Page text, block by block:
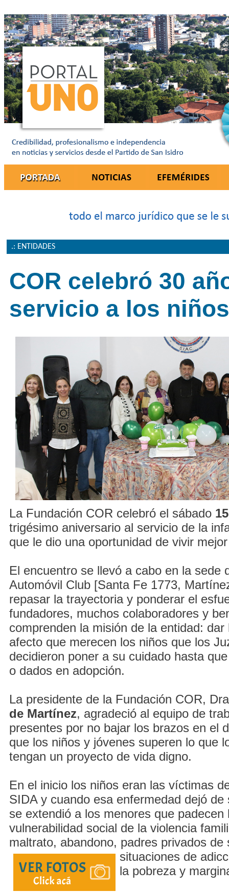
.: ENTIDADES
COR celebró 30
servicio a los niños
La Fundación COR celebró el sábado
trigésimo aniversario al servicio de la
que le dio una oportunidad de vivir
El encuentro se llevó a cabo en la sede
Automóvil Club [Santa Fe 1773,
repasar la trayectoria y ponderar el
fundadores, muchos colaboradores y
comprenden la misión de la entidad:
afecto que merecen los niños que los
decidieron poner a su cuidado hasta
o dados en adopción.
La presidente de la Fundación COR,
de Martínez, agradeció al equipo de
presentes por no bajar los brazos en el
que los niños y jóvenes superen lo que
tengan un proyecto de vida digno.
En el inicio los niños eran las víctimas
SIDA y cuando esa enfermedad dejó
se extendió a los menores que padecen
vulnerabilidad social de la violencia
maltrato, abandono, padres privados
situaciones de
la pobreza y